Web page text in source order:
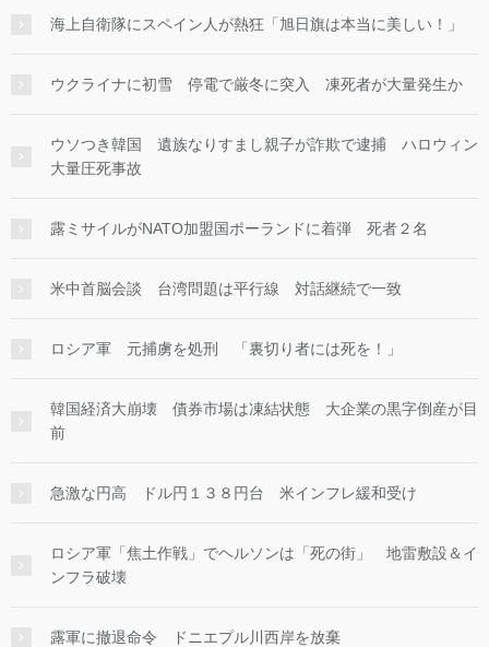
海上自衛隊にスペイン人が熱狂「旭日旗は本当に美しい！」
ウクライナに初雪 停電で厳冬に突入 凍死者が大量発生か
ウソつき韓国 遺族なりすまし親子が詐欺で逮捕 ハロウィン
大量圧死事故
露ミサイルがNATO加盟国ポーランドに着弾 死者２名
米中首脳会談 台湾問題は平行線 対話継続で一致
ロシア軍 元捕虜を処刑 「裏切り者には死を！」
韓国経済大崩壊 債券市場は凍結状態 大企業の黒字倒産が目
前
急激な円高 ドル円１３８円台 米インフレ緩和受け
ロシア軍「焦土作戦」でヘルソンは「死の街」 地雷敷設＆イ
ンフラ破壊
露軍に撤退命令 ドニエプル川西岸を放棄